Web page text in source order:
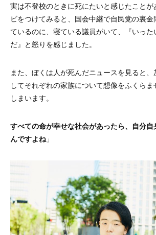
実は不登校のときに死にたいと感じたこと
ビをつけてみると、国会中継で自民党の裏
ているのに、寝ている議員がいて、『いっ
だ』と怒りを感じました。
また、ぼくは人が死んだニュースを見ると
してそれぞれの家族について想像をふくら
しまいます。
すべての命が幸せな社会があったら、自分
んですよね」